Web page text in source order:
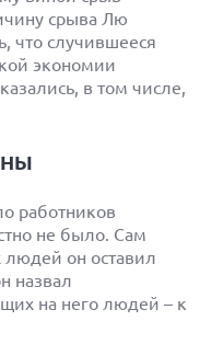
срыва Лю
что случившееся
экономии
в том числе,
работников
не было. Сам
людей он оставил
назвал
на него людей – к